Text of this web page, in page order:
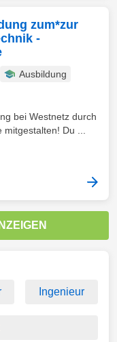
zum*zur
-
Ausbildung
bei Westnetz durch
Du ...
Ingenieur